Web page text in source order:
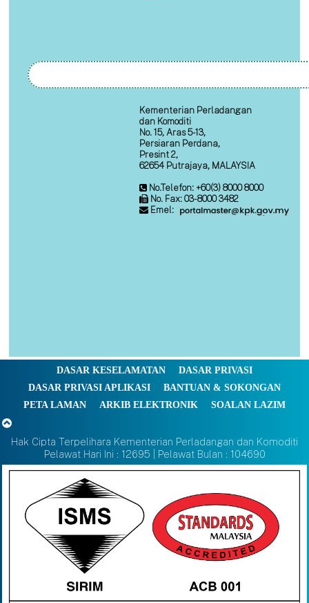
Kementerian Perladangan
dan Komoditi
No. 15, Aras 5-13,
Persiaran Perdana,
Presint 2,
62654 Putrajaya, MALAYSIA
No.Telefon: +60(3) 8000 8000
No. Fax: 03-8000 3482
Emel:
DASAR KESELAMATAN
DASAR PRIVASI
DASAR PRIVASI APLIKASI
BANTUAN & SOKONGAN
PETA LAMAN
ARKIB ELEKTRONIK SOALAN LAZIM
Hak Cipta Terpelihara Kementerian Perladangan dan Komoditi
Pelawat Hari Ini : 12695 | Pelawat Bulan : 104690